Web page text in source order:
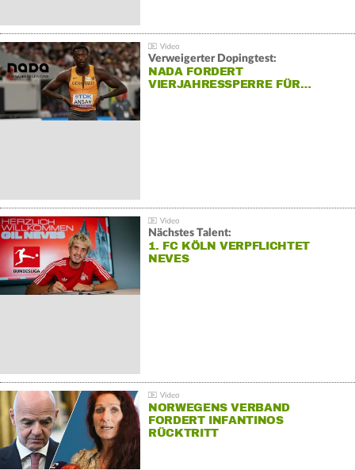
Verweigerter Dopingtest:
NADA FORDERT
VIERJAHRESSPERRE FÜR…
Nächstes Talent:
1. FC KÖLN VERPFLICHTET
NEVES
NORWEGENS VERBAND
FORDERT INFANTINOS
RÜCKTRITT